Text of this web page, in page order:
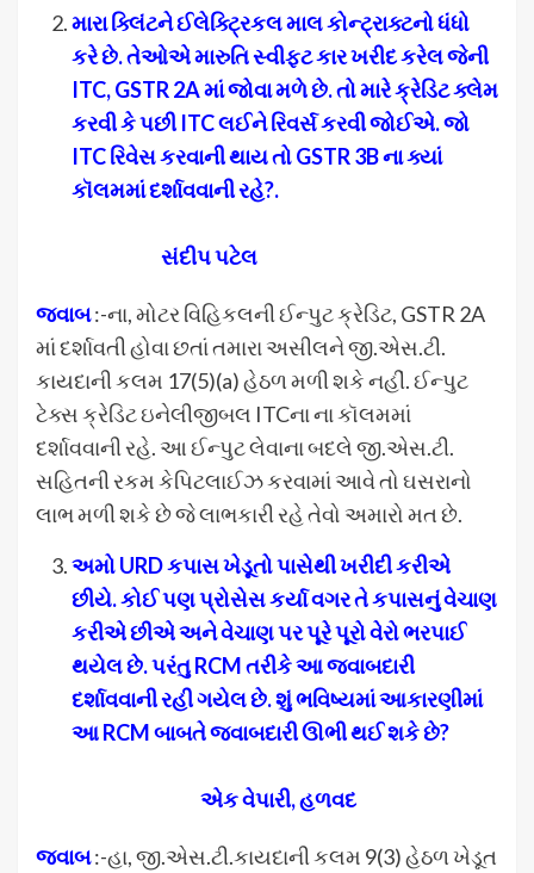
મારા ક્લિંટને ઈલેક્ટ્રિકલ માલ કોન્ટ્રાક્ટનો ધંધો
કરે છે. તેઓએ મારુતિ સ્વીફટ કાર ખરીદ કરેલ જેની
ITC, GSTR 2A માં જોવા મળે છે. તો મારે ક્રેડિટ ક્લેમ
કરવી કે પછી ITC લઈને રિવર્સ કરવી જોઈએ. જો
ITC રિવેસ કરવાની થાય તો GSTR 3B ના ક્યાં
કૉલમમાં દર્શાવવાની રહે?.
સંદીપ પટેલ
જવાબ:-ના, મોટર વિહિકલની ઈન્પુટ ક્રેડિટ, GSTR 2A
માં દર્શાવતી હોવા છતાં તમારા અસીલને જી.એસ.ટી.
કાયદાની કલમ 17(5)(a) હેઠળ મળી શકે નહીં. ઈન્પુટ
ટેક્સ ક્રેડિટ ઇનેલીજીબલ ITCના ના કૉલમમાં
દર્શાવવાની રહે. આ ઈન્પુટ લેવાના બદલે જી.એસ.ટી.
સહિતની રકમ કેપિટલાઈઝ કરવામાં આવે તો ઘસરાનો
લાભ મળી શકે છે જે લાભકારી રહે તેવો અમારો મત છે.
અમો URD કપાસ ખેડૂતો પાસેથી ખરીદી કરીએ
છીયે. કોઈ પણ પ્રોસેસ કર્યા વગર તે કપાસનું વેચાણ
કરીએ છીએ અને વેચાણ પર પૂરે પૂરો વેરો ભરપાઈ
થયેલ છે. પરંતુ RCM તરીકે આ જવાબદારી
દર્શાવવાની રહી ગયેલ છે. શું ભવિષ્યમાં આકારણીમાં
આ RCM બાબતે જવાબદારી ઊભી થઈ શકે છે?
એક વેપારી, હળવદ
જવાબ:-હા, જી.એસ.ટી.કાયદાની કલમ 9(3) હેઠળ ખેડૂત